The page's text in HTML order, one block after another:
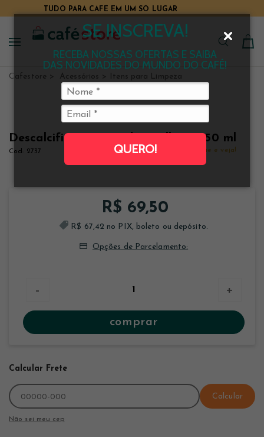
SE INSCREVA!
RECEBA NOSSAS OFERTAS E SAIBA
DAS NOVIDADES DO MUNDO DO CAFÉ!
QUERO!
TUDO PARA CAFÉ EM UM SÓ LUGAR
O E-COMMERCE DE CAFÉ MAIS COMPLETO DO BRASIL
Cafestore Acessórios Itens para Limpeza
Descalcificante Líquido Imelkron 250 ml
2737 Clique e veja!
R$ 69,50
R$ 67,42 no PIX, boleto ou depósito.
Opções de Parcelamento:
- +
comprar
Calcular Frete
Calcular
Não sei meu cep